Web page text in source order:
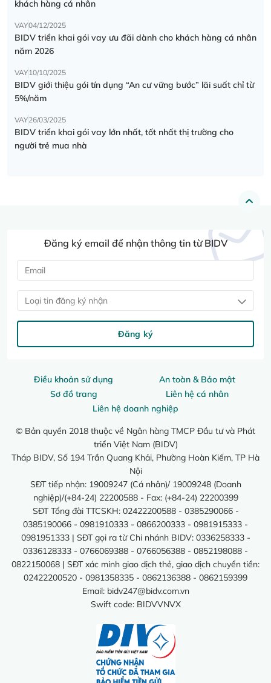
khách hàng cá nhân
VAY04/12/2025
BIDV triển khai gói vay ưu đãi dành cho khách hàng cá nhân
năm 2026
VAY10/10/2025
BIDV giới thiệu gói tín dụng “An cư vững bước” lãi suất chỉ từ
5%/năm
VAY26/03/2025
BIDV triển khai gói vay lớn nhất, tốt nhất thị trường cho
người trẻ mua nhà
Điều khoản sử dụng
An toàn & Bảo mật
Sơ đồ trang
Liên hệ cá nhân
Liên hệ doanh nghiệp
© Bản quyền 2018 thuộc về Ngân hàng TMCP Đầu tư và Phát
triển Việt Nam (BIDV)
Tháp BIDV, Số 194 Trần Quang Khải, Phường Hoàn Kiếm, TP Hà
Nội
SĐT tiếp nhận: 19009247 (Cá nhân)/ 19009248 (Doanh
nghiệp)/(+84-24) 22200588 - Fax: (+84-24) 22200399
SĐT Tổng đài TTCSKH: 02422200588 - 0385290066 -
0385190066 - 0981910333 - 0866200333 - 0981915333 -
0981951333 | SĐT gọi ra từ Chi nhánh BIDV: 0336258333 -
0336128333 - 0766069388 - 0766056388 - 0852198088 -
0822150068 | SĐT xác minh giao dịch thẻ, giao dịch chuyển tiền:
02422200520 - 0981358335 - 0862136388 - 0862159399
Email: bidv247@bidv.com.vn
Swift code: BIDVVNVX
Đăng ký email để nhận thông tin từ BIDV
Loại tin đăng ký nhận
Đăng ký